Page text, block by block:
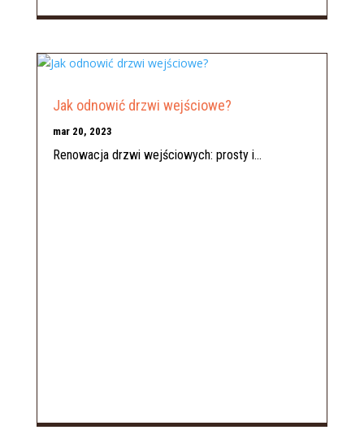
Jak odnowić drzwi wejściowe?
mar 20, 2023
Renowacja drzwi wejściowych: prosty i...